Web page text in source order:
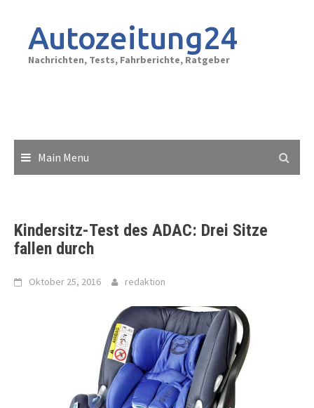
contentAutozeitung24
Nachrichten, Tests, Fahrberichte, Ratgeber
Main Menu
Kindersitz-Test des ADAC: Drei Sitze
fallen durch
Oktober 25, 2016 redaktion